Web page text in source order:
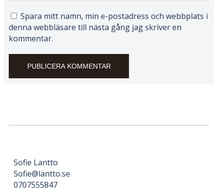
Spara mitt namn, min e-postadress och webbplats i
denna webbläsare till nästa gång jag skriver en
kommentar.
Sofie Lantto
Sofie@lantto.se
0707555847